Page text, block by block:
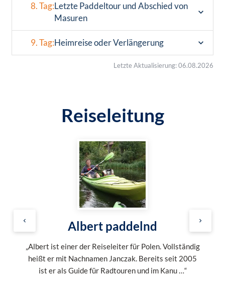
8. Tag:Letzte Paddeltour und Abschied von
Masuren
9. Tag:Heimreise oder Verlängerung
Letzte Aktualisierung: 06.08.2026
Reiseleitung
Albert paddelnd
„Albert ist einer der Reiseleiter für Polen. Vollständig
heißt er mit Nachnamen Janczak. Bereits seit 2005
ist er als Guide für Radtouren und im Kanu …“